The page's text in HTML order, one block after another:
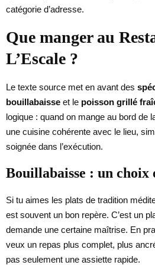
catégorie d’adresse.
Que manger au
L’Escale ?
Le texte source met en avant des
bouillabaisse et le poisson grillé
logique : quand on mange au bord de
une cuisine cohérente avec le lieu,
soignée dans l’exécution.
Bouillabaisse : un choix
Si tu aimes les plats de tradition
est souvent un bon repère. C’est un
demande une certaine maîtrise. En
veux un repas plus complet, plus
pas seulement une assiette rapide.